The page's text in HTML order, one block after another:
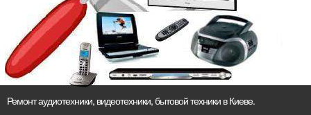
Ремонт аудиотехники, видеотехники, бытовой техники в Киеве.